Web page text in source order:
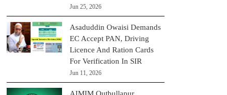
Jun 25, 2026
Asaduddin Owaisi Demands
EC Accept PAN, Driving
Licence And Ration Cards
For Verification In SIR
Jun 11, 2026